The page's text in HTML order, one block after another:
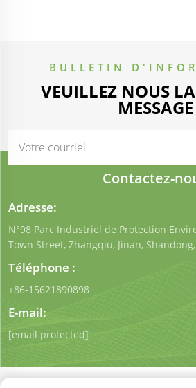
BULLETIN
VEUILLEZ NOUS
MESSAGE
Contactez-
Adresse:
N°98 Parc Industriel de Protection
Town Street, Zhangqiu, Jinan,
Téléphone :
+86-15621890898
E-mail:
[email protected]